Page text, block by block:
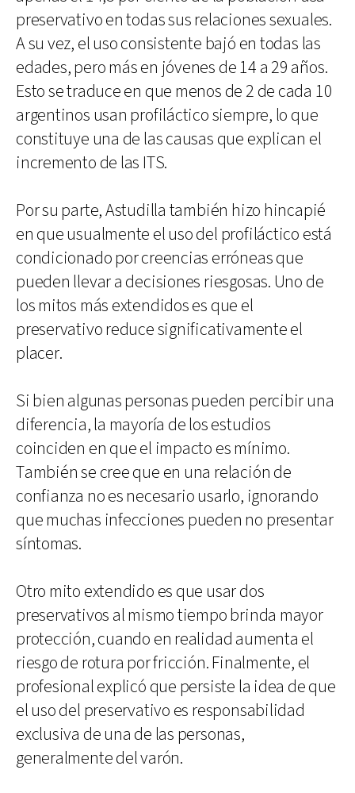
preservativo en todas sus relaciones sexuales.
A su vez, el uso consistente bajó en todas las
edades, pero más en jóvenes de 14 a 29 años.
Esto se traduce en que menos de 2 de cada 10
argentinos usan profiláctico siempre, lo que
constituye una de las causas que explican el
incremento de las ITS.
Por su parte, Astudilla también hizo hincapié
en que usualmente el uso del profiláctico está
condicionado por creencias erróneas que
pueden llevar a decisiones riesgosas. Uno de
los mitos más extendidos es que el
preservativo reduce significativamente el
placer.
Si bien algunas personas pueden percibir una
diferencia, la mayoría de los estudios
coinciden en que el impacto es mínimo.
También se cree que en una relación de
confianza no es necesario usarlo, ignorando
que muchas infecciones pueden no presentar
síntomas.
Otro mito extendido es que usar dos
preservativos al mismo tiempo brinda mayor
protección, cuando en realidad aumenta el
riesgo de rotura por fricción. Finalmente, el
profesional explicó que persiste la idea de que
el uso del preservativo es responsabilidad
exclusiva de una de las personas,
generalmente del varón.